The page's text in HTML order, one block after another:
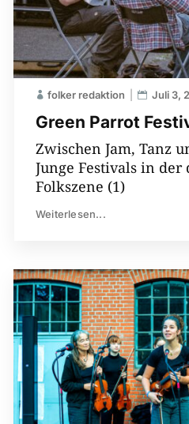
Green Parrot
folker redaktion Juli 3,
Zwischen Jam, Tanz
Junge Festivals in der
Folkszene (1)
Weiterlesen...